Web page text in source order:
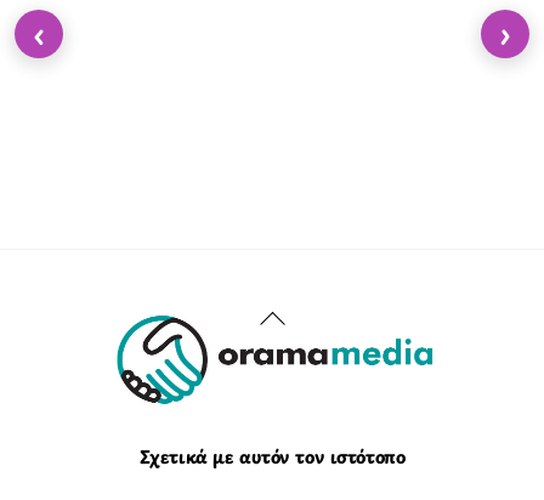
Back
To
Σχετικά με αυτόν τον ιστότοπο
‹ ›